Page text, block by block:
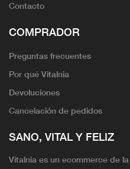
Contacto
COMPRADOR
Preguntas frecuentes
Por qué Vitalnia
Devoluciones
Cancelación de pedidos
SANO, VITAL Y FELIZ
Vitalnia es un ecommerce de